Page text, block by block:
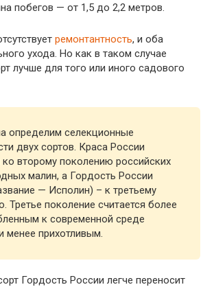
побегов — от 1,5 до 2,2 метров.
ремонтантность, и оба
ухода. Но как в таком случае
лучше для того или иного садового
определим селекционные
двух сортов. Краса России
ко второму поколению российских
малин, а Гордость России
— Исполин) – к третьему
Третье поколение считается более
к современной среде
менее прихотливым.
Гордость России легче переносит